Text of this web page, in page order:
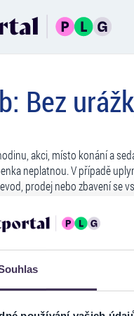
Bez
akci, místo konání a
neplatnou. V případě
prodej nebo zbavení se
vstupenky bude odepřen
je zakázáno.
se nevyměňuje. V případě
poplatky se nevracejí.